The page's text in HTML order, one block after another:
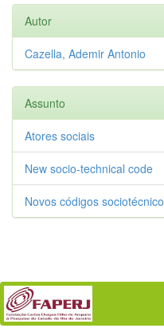
Autor
Cazella, Ademir Antonio
Assunto
Atores sociais
New socio-technical code
Novos códigos sociotécnico